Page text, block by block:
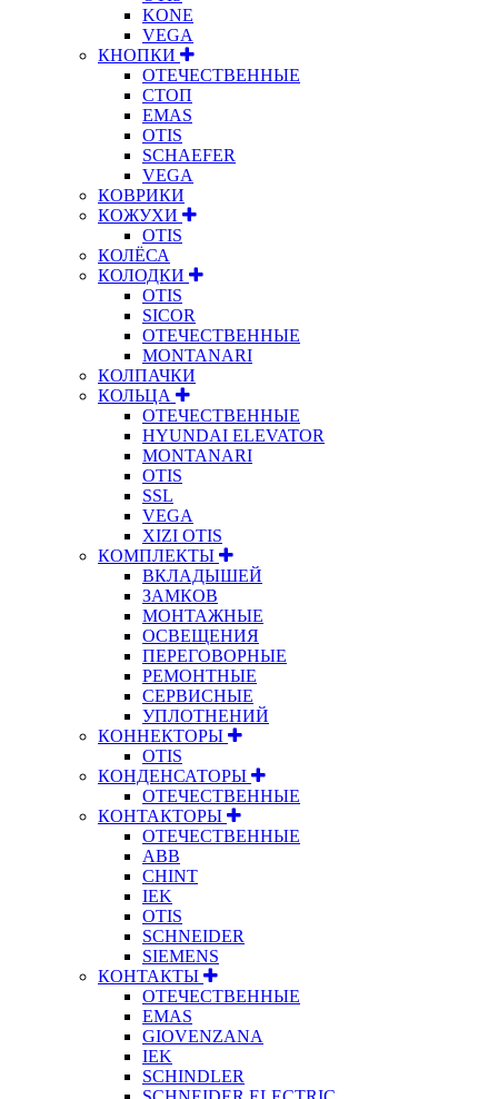
KONE
VEGA
КНОПКИ
ОТЕЧЕСТВЕННЫЕ
СТОП
EMAS
OTIS
SCHAEFER
VEGA
КОВРИКИ
КОЖУХИ
OTIS
КОЛЁСА
КОЛОДКИ
OTIS
SICOR
ОТЕЧЕСТВЕННЫЕ
MONTANARI
КОЛПАЧКИ
КОЛЬЦА
ОТЕЧЕСТВЕННЫЕ
HYUNDAI ELEVATOR
MONTANARI
OTIS
SSL
VEGA
XIZI OTIS
КОМПЛЕКТЫ
ВКЛАДЫШЕЙ
ЗАМКОВ
МОНТАЖНЫЕ
ОСВЕЩЕНИЯ
ПЕРЕГОВОРНЫЕ
РЕМОНТНЫЕ
СЕРВИСНЫЕ
УПЛОТНЕНИЙ
КОННЕКТОРЫ
OTIS
КОНДЕНСАТОРЫ
ОТЕЧЕСТВЕННЫЕ
КОНТАКТОРЫ
ОТЕЧЕСТВЕННЫЕ
ABB
CHINT
IEK
OTIS
SCHNEIDER
SIEMENS
КОНТАКТЫ
ОТЕЧЕСТВЕННЫЕ
EMAS
GIOVENZANA
IEK
SCHINDLER